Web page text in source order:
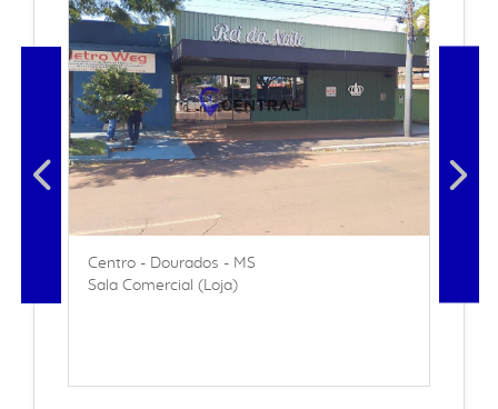
Centro - Dourados - MS
Sala Comercial (Loja)